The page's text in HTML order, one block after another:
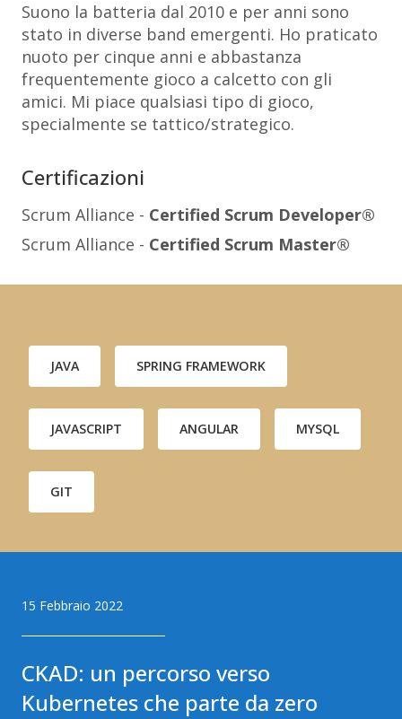
Suono la batteria dal 2010 e per anni sono
stato in diverse band emergenti. Ho praticato
nuoto per cinque anni e abbastanza
frequentemente gioco a calcetto con gli
amici. Mi piace qualsiasi tipo di gioco,
specialmente se tattico/strategico.
Certificazioni
Scrum Alliance - Certified Scrum Developer®
Scrum Alliance - Certified Scrum Master®
JAVA SPRING FRAMEWORK
JAVASCRIPT ANGULAR MYSQL
GIT
15 Febbraio 2022
CKAD: un percorso verso
Kubernetes che parte da zero